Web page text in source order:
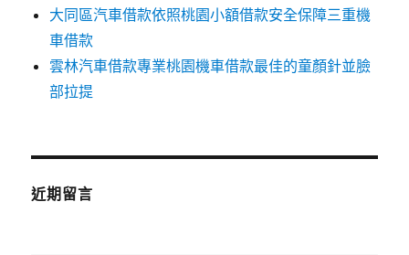
大同區汽車借款依照桃園小額借款安全保障三重機
車借款
雲林汽車借款專業桃園機車借款最佳的童顏針並臉
部拉提
近期留言